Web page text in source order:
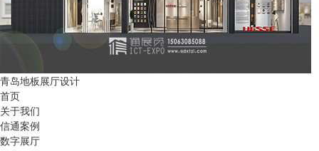
青岛地板展厅设计
首页
关于我们
信通案例
数字展厅